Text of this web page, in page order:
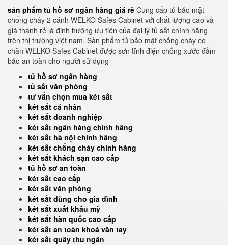
sản phẩm tủ hồ sơ ngân hàng giá rẻ Cung cấp tủ bảo mật
chống cháy 2 cánh WELKO Safes Cabinet với chất lượng cao và
giá thành rẻ là định hướng ưu tiên của đại lý tủ sắt chính hãng
trên thị trường việt nam. Sản phẩm tủ bảo mật chống cháy có
chân WELKO Safes Cabinet được sơn tĩnh điện chống xước đảm
bảo an toàn cho người sử dụng
tủ hồ sơ ngân hàng
tủ sắt văn phòng
tư vấn chọn mua két sắt
két sắt cá nhân
két sắt doanh nghiệp
két sắt ngân hàng chính hãng
két sắt hà nội chính hãng
két sắt chống cháy chính hãng
két sắt khách sạn cao cấp
tủ hồ sơ an toàn
két sắt cao cấp
két sắt văn phòng
két sắt dùng cho gia đình
két sắt xuất khẩu mỹ
két sắt hàn quốc cao cấp
két sắt an toàn khoá vân tay
két sắt quầy thu ngân